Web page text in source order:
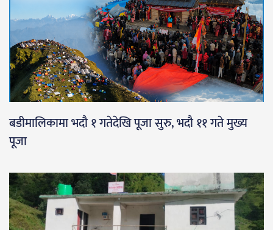
बडीमालिकामा भदौ १ गतेदेखि पूजा सुरु, भदौ ११ गते मुख्य
पूजा